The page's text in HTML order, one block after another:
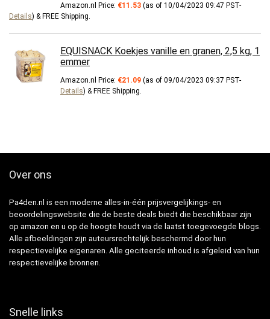
Amazon.nl Price: €11.53 (as of 10/04/2023 09:47 PST-
Details) & FREE Shipping
EQUISNACK Koekjes vanille en granen, 2,5 kg, 1
emmer
Amazon.nl Price: €21.09 (as of 09/04/2023 09:37 PST-
Details) & FREE Shipping
Over ons
Pa4den.nl is een moderne alles-in-één prijsvergelijkings- en
beoordelingswebsite die de beste deals biedt die beschikbaar zijn
op amazon en u op de hoogte houdt via de laatst toegevoegde blogs.
Alle afbeeldingen zijn auteursrechtelijk beschermd door hun
respectievelijke eigenaren. Alle geciteerde inhoud is afgeleid van hun
respectievelijke bronnen.
Snelle links